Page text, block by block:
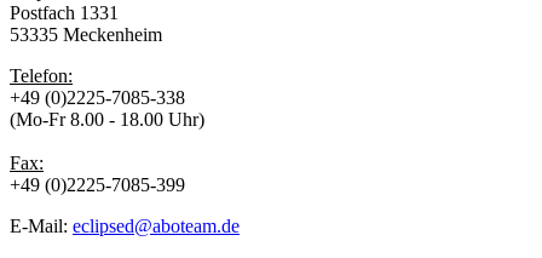
Postfach 1331
53335 Meckenheim
Telefon:
+49 (0)2225-7085-338
(Mo-Fr 8.00 - 18.00 Uhr)
Fax:
+49 (0)2225-7085-399
E-Mail: eclipsed@aboteam.de